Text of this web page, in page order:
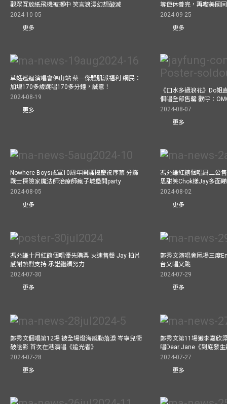
觀眾互放紙飛機被擲中 笑言浪漫幻想破滅
2024-10-05
更多
等佢休養完，再嚟美國
2024-09-25
更多
草蜢巡迴演唱會佛山站 蔡一傑騷肌派福利 網民：
加埋170多歲跳唱170多分鐘，誠意！
2024-08-19
更多
《口水多過浪花》Do姐
個唱全部售罄 歡呼：
2024-08-07
更多
Nowhere Boys成軍10周年開騷揭慶祝序幕 分飾
戰士探險家魔法師治療師瘋子城堡開party
2024-08-05
更多
馮允謙紅館個唱周二公
思甜笑Chok樣Jay多面睇
2024-08-02
更多
馮允謙十月紅館個唱優先購票 火速售罄 Jay 拍片
感謝熱烈支持 承諾繼續努力
2024-07-30
更多
鄭秀文演唱會尾場三度
台又唱又跳
2024-07-29
更多
鄭秀文個唱第12場 被全場燈海感動落淚 岑寧兒衝
破陰影 首次在港演唱《追光者》
2024-07-28
更多
鄭秀文第11場獲李嘉欣
唱Dear Jane《到底發
2024-07-27
更多